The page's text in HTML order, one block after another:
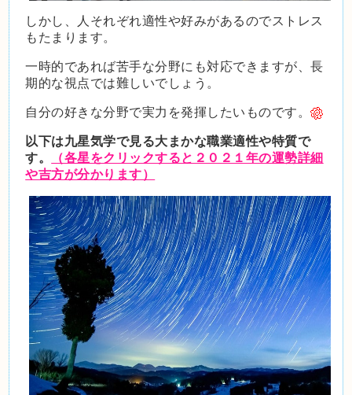
しかし、人それぞれ適性や好みがあるのでストレス
もたまります。
一時的であれば苦手な分野にも対応できますが、長
期的な視点では難しいでしょう。
自分の好きな分野で実力を発揮したいものです。
以下は九星気学で見る大まかな職業適性や特質で
す。
（各星をクリックすると２０２１年の運勢詳細
や吉方が分かります）